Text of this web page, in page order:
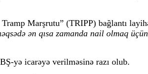
Marşrutu” (TRIPP) bağlantı
ən qısa zamanda nail olmaq
yə icarəyə verilməsinə razı olub.